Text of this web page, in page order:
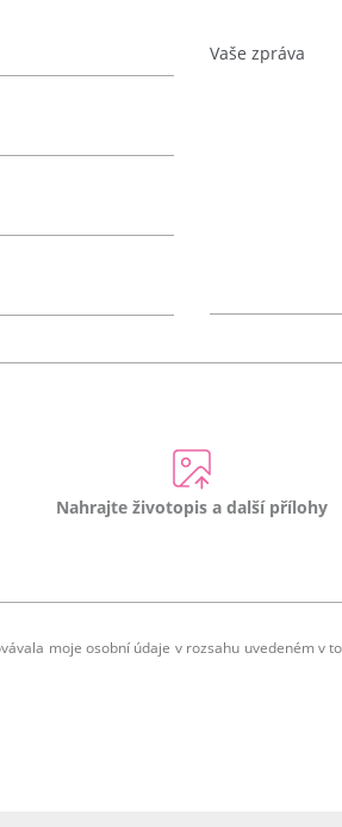
Nahrajte životopis a další přílohy
moje osobní údaje v rozsahu uvedeném